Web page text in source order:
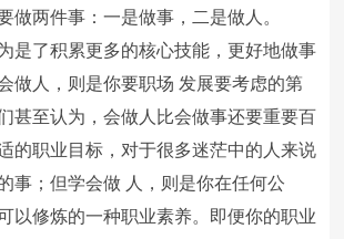
做两件事：一是做事，二是做人。
是了积累更多的核心技能，更好地做事
做人，则是你要职场 发展要考虑的第
甚至认为，会做人比会做事还要重要百
的职业目标，对于很多迷茫中的人来说
事；但学会做 人，则是你在任何公
以修炼的一种职业素养。即便你的职业